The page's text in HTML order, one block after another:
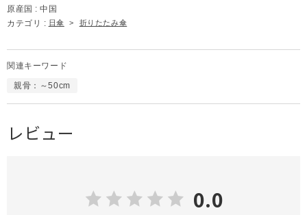
原産国 : 中国
カテゴリ : 日傘 > 折りたたみ傘
関連キーワード
親骨：～50cm
レビュー
0.0